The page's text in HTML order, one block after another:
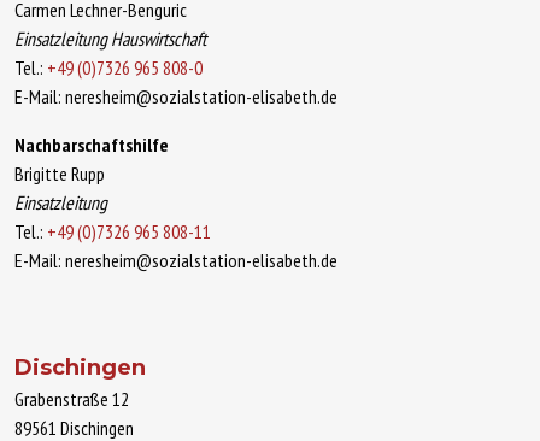
Carmen Lechner-Benguric
Einsatzleitung Hauswirtschaft
Tel.: +49 (0)7326 965 808-0
E-Mail: neresheim@sozialstation-elisabeth.de
Nachbarschaftshilfe
Brigitte Rupp
Einsatzleitung
Tel.: +49 (0)7326 965 808-11
E-Mail: neresheim@sozialstation-elisabeth.de
Dischingen
Grabenstraße 12
89561 Dischingen